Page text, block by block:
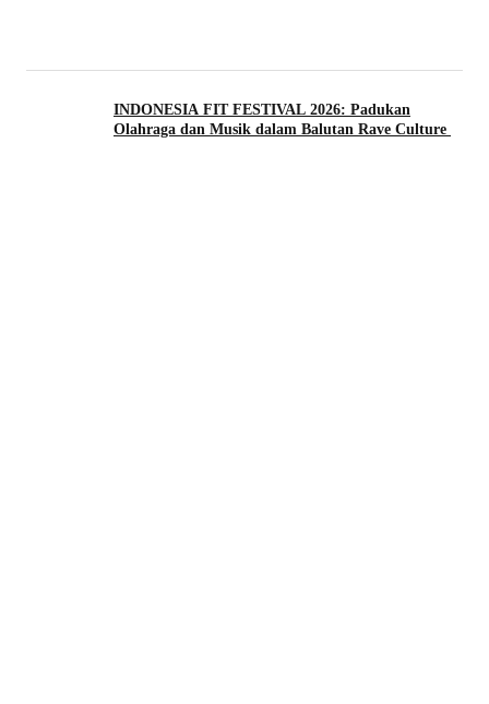
INDONESIA FIT FESTIVAL 2026: Padukan
Olahraga dan Musik dalam Balutan Rave Culture